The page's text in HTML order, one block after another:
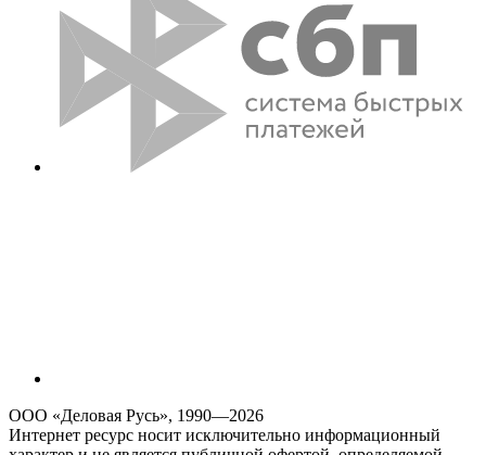
ООО «Деловая Русь», 1990—2026
Интернет ресурс носит исключительно информационный